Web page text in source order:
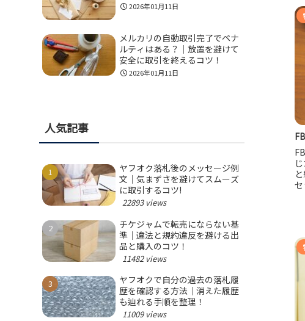
2026年01月11日
メルカリの自動取引完了でペナ
ルティはある？｜放置を避けて
安全に取引を終えるコツ！
2026年01月11日
人気記事
ヤフオク落札後のメッセージ例
文｜気まずさを避けてスムーズ
に取引するコツ!
22893 views
チケジャムで転売にならない基
準｜違法と規約違反を避ける出
品と購入のコツ！
11482 views
ヤフオクで自分の過去の落札履
歴を確認する方法｜消えた履歴
も辿れる手順を整理！
11009 views